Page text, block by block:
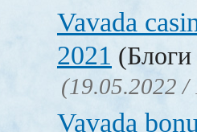
Vavada
2021
(19.05.2022 /
Vavada